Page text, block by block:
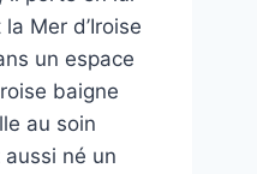
Mer d’Iroise
un espace
baigne
au soin
né un